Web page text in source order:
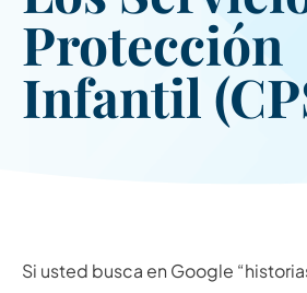
Protección
Infantil
Si usted busca en Google